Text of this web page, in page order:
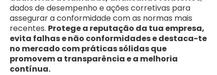
dados de desempenho e ações corretivas para
assegurar a conformidade com as normas mais
recentes. Protege a reputação da tua empresa,
evita falhas e não conformidades e destaca-te
no mercado com práticas sólidas que
promovem a transparência e a melhoria
contínua.